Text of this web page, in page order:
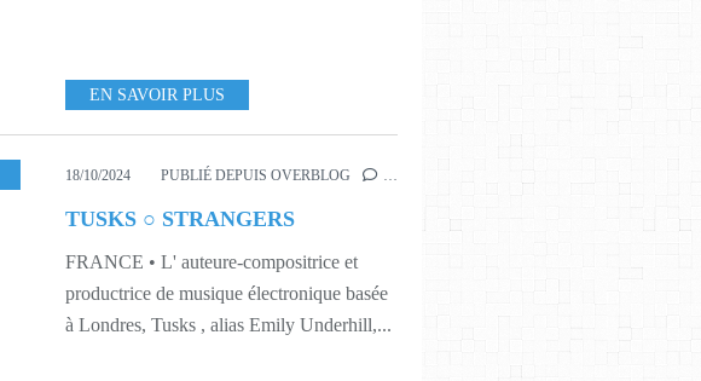
EN SAVOIR PLUS
18/10/2024 PUBLIÉ DEPUIS OVERBLOG …
TUSKS ○ STRANGERS
FRANCE • L' auteure-compositrice et
productrice de musique électronique basée
à Londres, Tusks , alias Emily Underhill,...